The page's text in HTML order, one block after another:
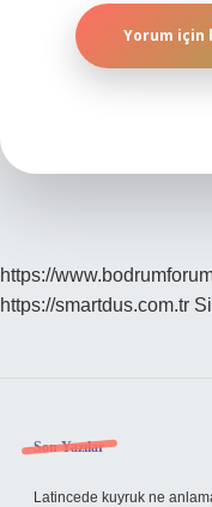
https://
https://smartdus.com.tr
Sidebar
Son Yazılar
Latincede kuyruk ne